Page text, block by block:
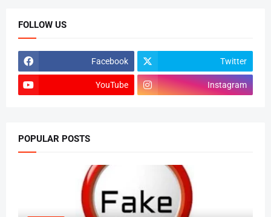
FOLLOW US
Facebook Twitter
YouTube Instagram
POPULAR POSTS